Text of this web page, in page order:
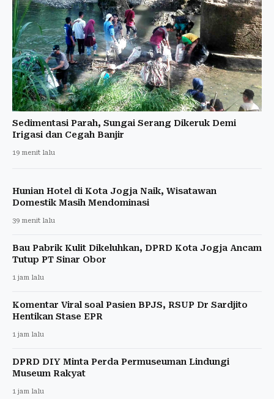
Sedimentasi Parah, Sungai Serang Dikeruk Demi
Irigasi dan Cegah Banjir
19 menit lalu
Hunian Hotel di Kota Jogja Naik, Wisatawan
Domestik Masih Mendominasi
39 menit lalu
Bau Pabrik Kulit Dikeluhkan, DPRD Kota Jogja Ancam
Tutup PT Sinar Obor
1 jam lalu
Komentar Viral soal Pasien BPJS, RSUP Dr Sardjito
Hentikan Stase EPR
1 jam lalu
DPRD DIY Minta Perda Permuseuman Lindungi
Museum Rakyat
1 jam lalu